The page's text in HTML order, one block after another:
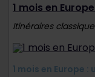
1 mois en
Itinéraires
1 mois en Europe